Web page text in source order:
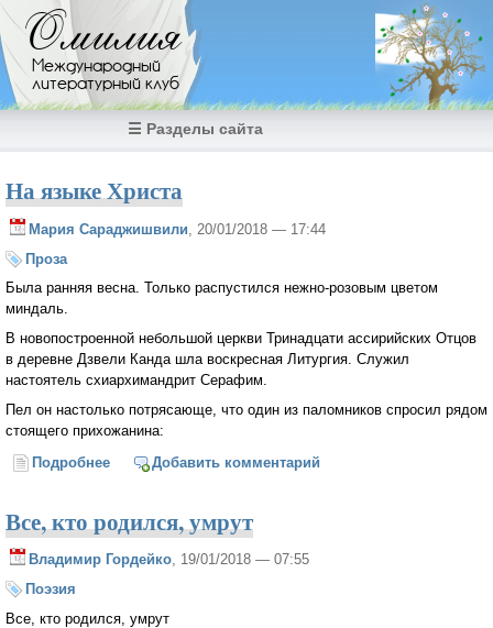
Перейти к основному содержанию
Омилия
Международный
литературный клуб
☰ Разделы сайта
На языке Христа
Мария Сараджишвили , 20/01/2018 — 17:44
Проза
Была ранняя весна. Только распустился нежно-розовым цветом
миндаль.
В новопостроенной небольшой церкви Тринадцати ассирийских Отцов
в деревне Дзвели Канда шла воскресная Литургия. Служил
настоятель схиархимандрит Серафим.
Пел он настолько потрясающе, что один из паломников спросил рядом
стоящего прихожанина:
Подробнее о На языке Христа
Добавить комментарий
Все, кто родился, умрут
Владимир Гордейко, 19/01/2018 — 07:55
Поэзия
Все, кто родился, умрут